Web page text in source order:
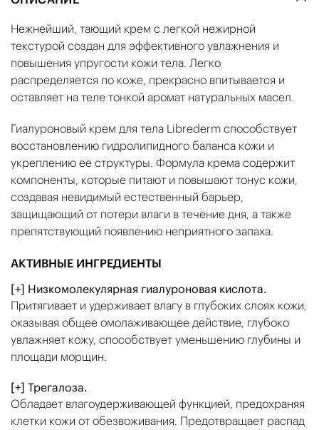
Нежнейший, тающий крем с легкой нежирной
текстурой создан для эффективного увлажнения и
повышения упругости кожи тела. Легко
распределяется по коже, прекрасно впитывается и
оставляет на теле тонкой аромат натуральных масел.
Гиалуроновый крем для тела Librederm способствует
восстановлению гидролипидного баланса кожи и
укреплению ее структуры. Формула крема содержит
компоненты, которые питают и повышают тонус кожи,
создавая невидимый естественный барьер,
защищающий от потери влаги в течение дня, а также
препятствующий появлению неприятного запаха.
АКТИВНЫЕ ИНГРЕДИЕНТЫ
[+] Низкомолекулярная гиалуроновая кислота.
Притягивает и удерживает влагу в глубоких слоях кожи,
оказывая общее омолаживающее действие, глубоко
увлажняет кожу, способствует уменьшению глубины и
площади морщин.
[+] Трегалоза.
Обладает влагоудерживающей функцией, предохраняя
клетки кожи от обезвоживания. Предотвращает распад